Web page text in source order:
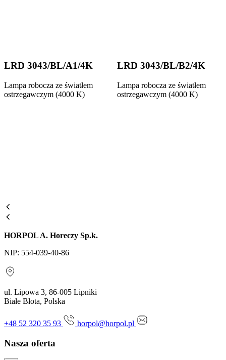
LRD 3043/BL/A1/4K
Lampa robocza ze światłem
ostrzegawczym (4000 K)
LRD 3043/BL/B2/4K
Lampa robocza ze światłem
ostrzegawczym (4000 K)
HORPOL A. Horeczy Sp.k.
NIP: 554-039-40-86
ul. Lipowa 3, 86-005 Lipniki
Białe Błota, Polska
+48 52 320 35 93 horpol@horpol.pl
Nasza oferta